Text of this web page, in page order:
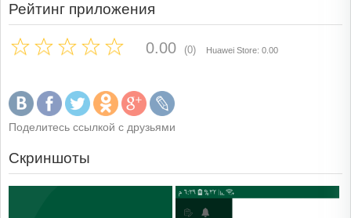
Рейтинг приложения
0.00 (0) Huawei Store: 0.00
Поделитесь ссылкой с друзьями
Скриншоты